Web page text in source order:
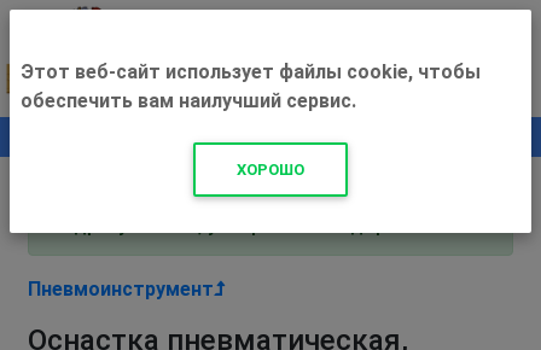
+500 ₽
Внимание! С 3 августа магазин работает по
Пневмоинструмент
Оснастка пневматическая,
Этот веб-сайт использует файлы cookie, чтобы
обеспечить вам наилучший сервис.
ХОРОШО